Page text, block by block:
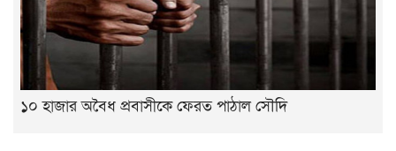
১০ হাজার অবৈধ প্রবাসীকে ফেরত পাঠাল সৌদি